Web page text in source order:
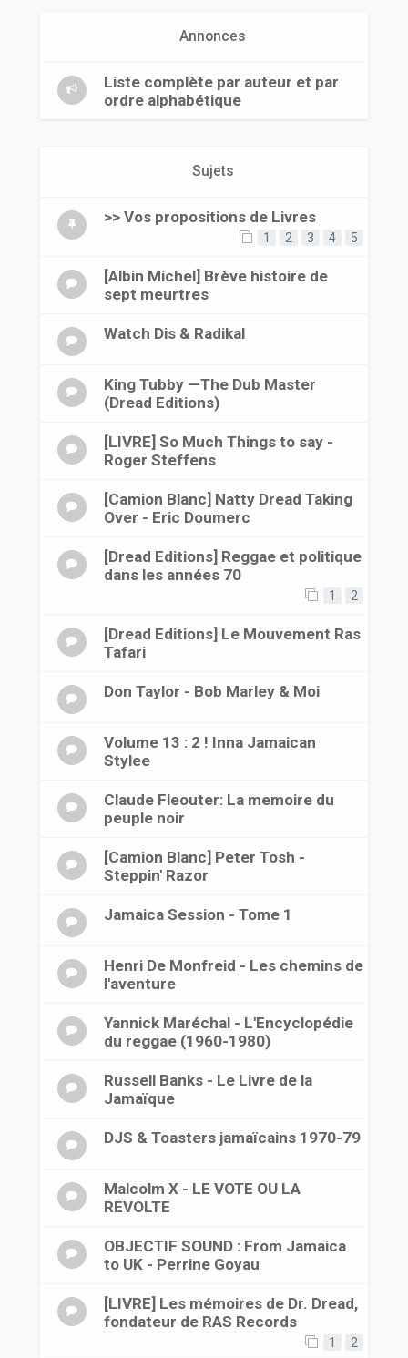
Annonces
Liste complète par auteur et par
ordre alphabétique
Sujets
>> Vos propositions de Livres
1 2 3 4 5
[Albin Michel] Brève histoire de
sept meurtres
Watch Dis & Radikal
King Tubby —The Dub Master
(Dread Editions)
[LIVRE] So Much Things to say -
Roger Steffens
[Camion Blanc] Natty Dread Taking
Over - Eric Doumerc
[Dread Editions] Reggae et politique
dans les années 70
1 2
[Dread Editions] Le Mouvement Ras
Tafari
Don Taylor - Bob Marley & Moi
Volume 13 : 2 ! Inna Jamaican
Stylee
Claude Fleouter: La memoire du
peuple noir
[Camion Blanc] Peter Tosh -
Steppin' Razor
Jamaica Session - Tome 1
Henri De Monfreid - Les chemins de
l'aventure
Yannick Maréchal - L'Encyclopédie
du reggae (1960-1980)
Russell Banks - Le Livre de la
Jamaïque
DJS & Toasters jamaïcains 1970-79
Malcolm X - LE VOTE OU LA
REVOLTE
OBJECTIF SOUND : From Jamaica
to UK - Perrine Goyau
[LIVRE] Les mémoires de Dr. Dread,
fondateur de RAS Records
1 2